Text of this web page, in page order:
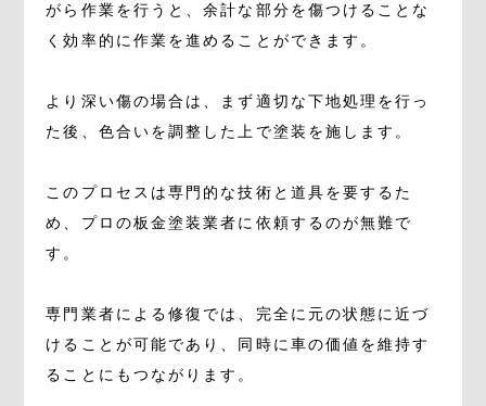
がら作業を行うと、余計な部分を傷つけることな
く効率的に作業を進めることができます。
より深い傷の場合は、まず適切な下地処理を行っ
た後、色合いを調整した上で塗装を施します。
このプロセスは専門的な技術と道具を要するた
め、プロの板金塗装業者に依頼するのが無難で
す。
専門業者による修復では、完全に元の状態に近づ
けることが可能であり、同時に車の価値を維持す
ることにもつながります。